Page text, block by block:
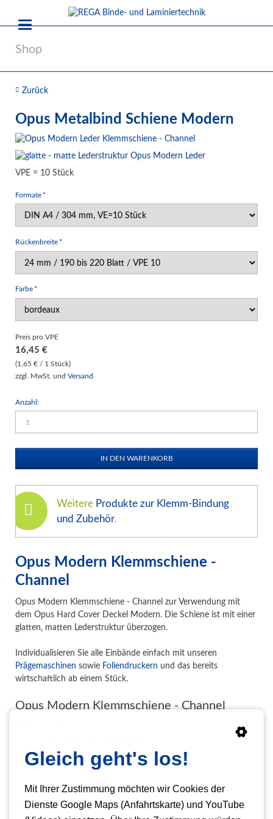
Shop
Zurück
Opus Metalbind Schiene Modern
VPE = 10 Stück
Pflichtfeld
Formate *
Pflichtfeld
Rückenbreite *
Pflichtfeld
Farbe *
Preis pro VPE
16,45 €
(1,65 € / 1 Stück)
zzgl. MwSt. und Versand
Anzahl:
Weitere Produkte zur Klemm-Bindung
und Zubehör.
Opus Modern Klemmschiene -
Channel
Opus Modern Klemmschiene - Channel zur Verwendung mit
dem Opus Hard Cover Deckel Modern. Die Schiene ist mit einer
glatten, matten Lederstruktur überzogen.
Individualisieren Sie alle Einbände einfach mit unseren
Prägemaschinen sowie Foliendruckern und das bereits
wirtschaftlich ab einem Stück.
Opus Modern Klemmschiene - Channel
Format
Farben
schwarz, dunkelblau und bordeaux
Gleich geht's los!
Mit Ihrer Zustimmung möchten wir Cookies der
Dienste Google Maps (Anfahrtskarte) und YouTube